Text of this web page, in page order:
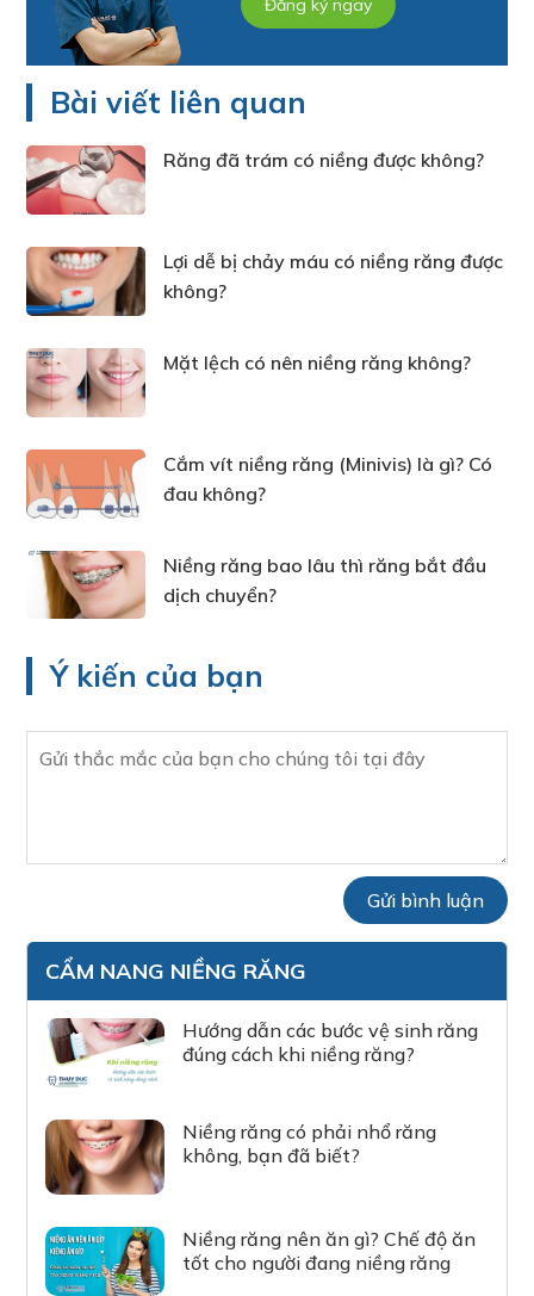
Bài viết liên quan
Răng đã trám có niềng được không?
Lợi dễ bị chảy máu có niềng răng được
không?
Mặt lệch có nên niềng răng không?
Cắm vít niềng răng (Minivis) là gì? Có
đau không?
Niềng răng bao lâu thì răng bắt đầu
dịch chuyển?
Ý kiến của bạn
CẨM NANG NIỀNG RĂNG
Hướng dẫn các bước vệ sinh răng
đúng cách khi niềng răng?
Niềng răng có phải nhổ răng
không, bạn đã biết?
Niềng răng nên ăn gì? Chế độ ăn
tốt cho người đang niềng răng